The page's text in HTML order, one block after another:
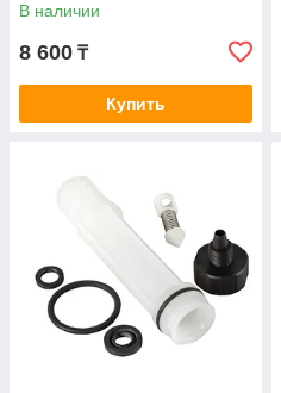
В наличии
8 600 ₸
Купить